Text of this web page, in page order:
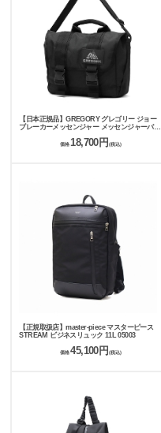
【日本正規品】GREGORY グレゴリー ジョー
ブレーカーメッセンジャー メッセンジャーバッ
価格 18,700円 (税込)
【正規取扱店】master-piece マスターピース
STREAM ビジネスリュック 11L 05003
価格 45,100円(税込)